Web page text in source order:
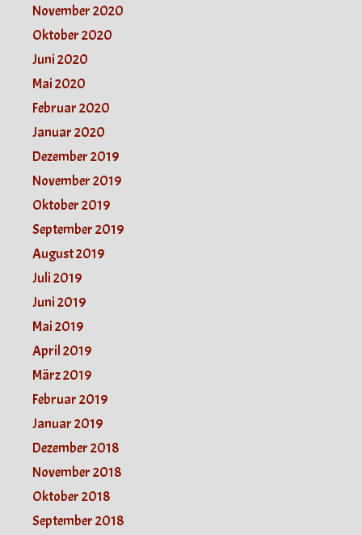
November 2020
Oktober 2020
Juni 2020
Mai 2020
Februar 2020
Januar 2020
Dezember 2019
November 2019
Oktober 2019
September 2019
August 2019
Juli 2019
Juni 2019
Mai 2019
April 2019
März 2019
Februar 2019
Januar 2019
Dezember 2018
November 2018
Oktober 2018
September 2018